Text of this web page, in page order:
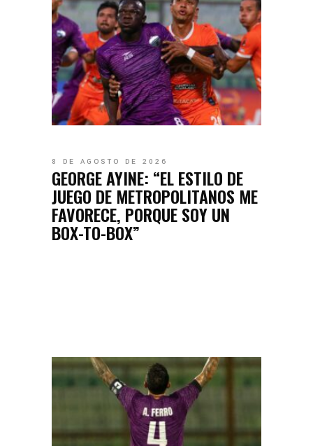
8 DE AGOSTO DE 2026
GEORGE AYINE: “EL ESTILO DE
JUEGO DE METROPOLITANOS ME
FAVORECE, PORQUE SOY UN
BOX-TO-BOX”